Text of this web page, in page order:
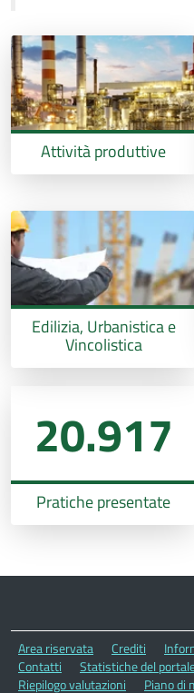
Attività produttive
Edilizia, Urbanistica e
Vincolistica
20.917
Pratiche presentate
Area riservata Crediti
Contatti
Statistiche del
Riepilogo valutazioni
Piano di